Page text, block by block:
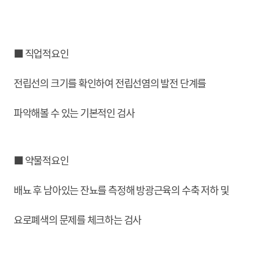
■ 직업적요인
전립선의 크기를 확인하여 전립선염의 발전 단계를
파악해볼 수 있는 기본적인 검사
■ 약물적요인
배뇨 후 남아있는 잔뇨를 측정해 방광근육의 수축 저하 및
요로폐색의 문제를 체크하는 검사